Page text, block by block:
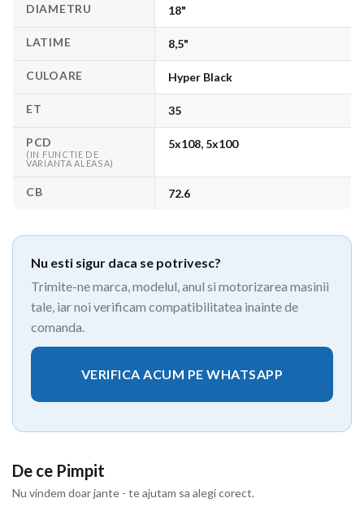
DIAMETRU 18"
LATIME 8,5"
CULOARE Hyper Black
ET 35
PCD
(IN FUNCTIE DE
VARIANTA ALEASA)
5x108, 5x100
CB 72.6
Nu esti sigur daca se potrivesc?
Trimite-ne marca, modelul, anul si motorizarea masinii
tale, iar noi verificam compatibilitatea inainte de
comanda.
VERIFICA ACUM PE WHATSAPP
De ce Pimpit
Nu vindem doar jante - te ajutam sa alegi corect.